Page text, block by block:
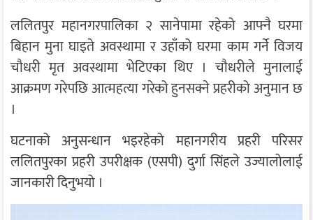
ललितपुर महानगरपालिका २ सानेपामा रहेको आफ्नै घरमा
बिहान मुना घाइते अवस्थामा र उहाँको घरमा काम गर्ने विजय
चौधरी मृत अवस्थामा भेटिएका थिए । चौधरीले मुनालाई
आक्रमण गरेपछि आत्महत्या गरेको हुनसक्ने प्रहरीको अनुमान छ
।
घटनाको अनुसन्धान भइरहेको महानगरीय प्रहरी परिसर
ललितपुरका प्रहरी उपरीक्षक (एसपी) दुर्गा सिंहले उज्यालोलाई
जानकारी दिनुभयो ।